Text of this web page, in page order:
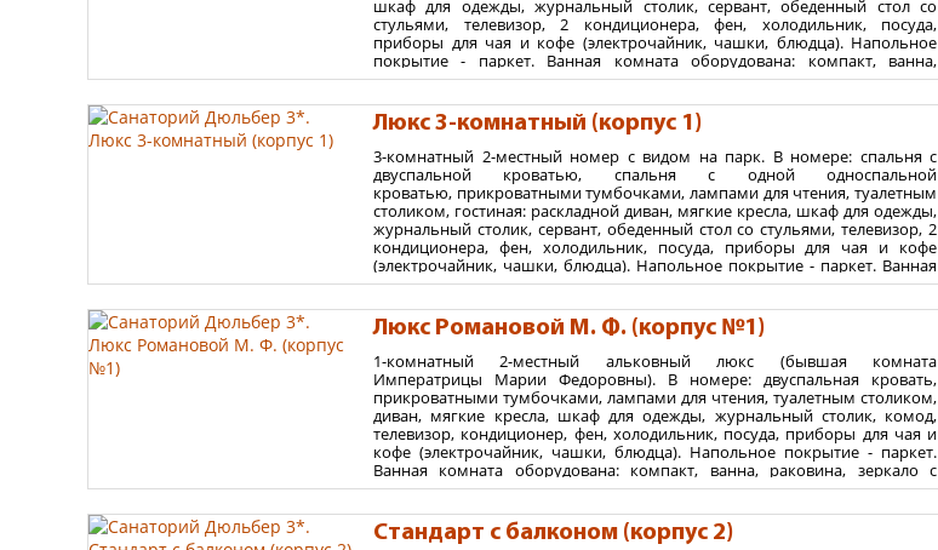
максимум 2 взрослых + максимум 2 ребенка.
шкаф для одежды, журнальный столик, сервант, обеденный стол со
стульями, телевизор, 2 кондиционера, фен, холодильник, посуда,
приборы для чая и кофе (электрочайник, чашки, блюдца). Напольное
покрытие - паркет. Ванная комната оборудована: компакт, ванна,
раковина, зеркало с полочкой, полотенцесушитель, косметические
с балконом и летней мебелью, расположены на 2-3 этажах.
Площадь номера 42 м2
Варианты размещения:
до 2 взрослых - без детей
максимум 2 взрослых + максимум 2 ребенка.
Люкс 3-комнатный (корпус 1)
3-комнатный 2-местный номер с видом на парк. В номере: спальня с
двуспальной кроватью, спальня с одной односпальной
кроватью, прикроватными тумбочками, лампами для чтения, туалетным
столиком, гостиная: раскладной диван, мягкие кресла, шкаф для одежды,
журнальный столик, сервант, обеденный стол со стульями, телевизор, 2
кондиционера, фен, холодильник, посуда, приборы для чая и кофе
(электрочайник, чашки, блюдца). Напольное покрытие - паркет. Ванная
комната оборудована: компакт, ванна, раковина, зеркало с полочкой,
некоторых номерах два санузла). Номера с балконом и летней мебелью.
Площадь номера 75 м2
Варианты размещения:
до 2 взрослых - без детей
максимум 3 взрослых + максимум 2 ребенка.
Люкс Романовой М. Ф. (корпус №1)
1-комнатный 2-местный альковный люкс (бывшая комната
Императрицы Марии Федоровны). В номере: двуспальная кровать,
прикроватными тумбочками, лампами для чтения, туалетным столиком,
диван, мягкие кресла, шкаф для одежды, журнальный столик, комод,
телевизор, кондиционер, фен, холодильник, посуда, приборы для чая и
кофе (электрочайник, чашки, блюдца). Напольное покрытие - паркет.
Ванная комната оборудована: компакт, ванна, раковина, зеркало с
полочкой, полотенцесушитель, косметические средства, халаты,
м2.
Стандарт с балконом (корпус 2)